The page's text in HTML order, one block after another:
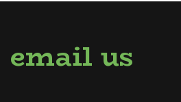
email us